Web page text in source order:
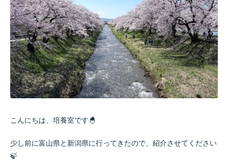
こんにちは、培養室です🐣
少し前に富山県と新潟県に行ってきたので、紹介させてください
🍃